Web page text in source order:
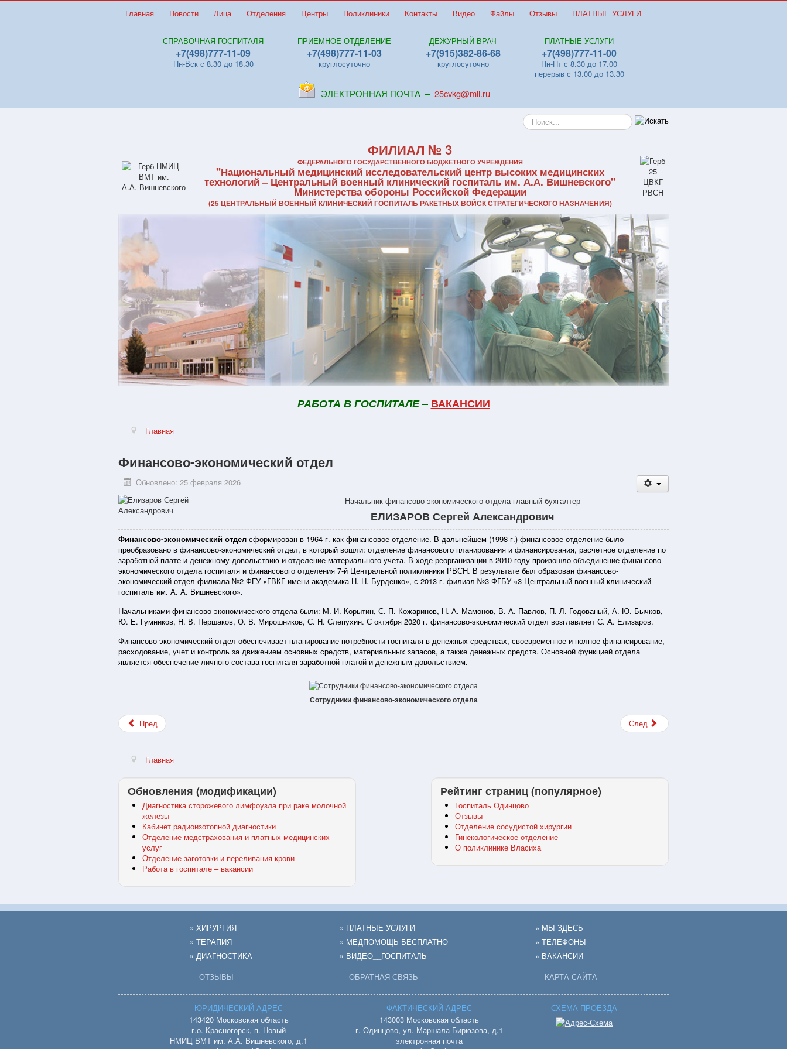
Главная Новости Лица Отделения Центры Поликлиники Контакты Видео Файлы Отзывы ПЛАТНЫЕ УСЛУГИ
СПРАВОЧНАЯ ГОСПИТАЛЯ
+7(498)777-11-09
Пн-Вск с 8.30 до 18.30
ПРИЕМНОЕ ОТДЕЛЕНИЕ
+7(498)777-11-03
круглосуточно
ДЕЖУРНЫЙ ВРАЧ
+7(915)382-86-68
круглосуточно
ПЛАТНЫЕ УСЛУГИ
+7(498)777-11-00
Пн-Пт с 8.30 до 17.00
перерыв с 13.00 до 13.30
ЭЛЕКТРОННАЯ ПОЧТА – 25cvkg@mil.ru
Искать...
ФИЛИАЛ № 3
ФЕДЕРАЛЬНОГО ГОСУДАРСТВЕННОГО БЮДЖЕТНОГО УЧРЕЖДЕНИЯ
"Национальный медицинский исследовательский центр высоких медицинских
технологий – Центральный военный клинический госпиталь им. А.А. Вишневского"
Министерства обороны Российской Федерации
(25 ЦЕНТРАЛЬНЫЙ ВОЕННЫЙ КЛИНИЧЕСКИЙ ГОСПИТАЛЬ РАКЕТНЫХ ВОЙСК СТРАТЕГИЧЕСКОГО НАЗНАЧЕНИЯ)
РАБОТА В ГОСПИТАЛЕ– ВАКАНСИИ
Главная
Финансово-экономический отдел
Обновлено: 25 февраля 2026
Начальник финансово-экономического отдела главный бухгалтер
ЕЛИЗАРОВ Сергей Александрович
Финансово-экономический отдел сформирован в 1964 г. как финансовое отделение. В дальнейшем (1998 г.) финансовое отделение было
преобразовано в финансово-экономический отдел, в который вошли: отделение финансового планирования и финансирования, расчетное отделение по
заработной плате и денежному довольствию и отделение материального учета. В ходе реорганизации в 2010 году произошло объединение финансово-
экономического отдела госпиталя и финансового отделения 7-й Центральной поликлиники РВСН. В результате был образован финансово-
экономический отдел филиала №2 ФГУ «ГВКГ имени академика Н. Н. Бурденко», с 2013 г. филиал №3 ФГБУ «3 Центральный военный клинический
госпиталь им. А. А. Вишневского».
Начальниками финансово-экономического отдела были: М. И. Корытин, С. П. Кожаринов, Н. А. Мамонов, В. А. Павлов, П. Л. Годованый, А. Ю. Бычков,
Ю. Е. Гумников, Н. В. Першаков, О. В. Мирошников, С. Н. Слепухин. С октября 2020 г. финансово-экономический отдел возглавляет С. А. Елизаров.
Финансово-экономический отдел обеспечивает планирование потребности госпиталя в денежных средствах, своевременное и полное финансирование,
расходование, учет и контроль за движением основных средств, материальных запасов, а также денежных средств. Основной функцией отдела
является обеспечение личного состава госпиталя заработной платой и денежным довольствием.
Сотрудники финансово-экономического отдела
Пред След
Главная
Обновления (модификации)
Диагностика сторожевого лимфоузла при раке молочной
железы
Кабинет радиоизотопной диагностики
Отделение медстрахования и платных медицинских
услуг
Отделение заготовки и переливания крови
Работа в госпитале – вакансии
Рейтинг страниц (популярное)
Госпиталь Одинцово
Отзывы
Отделение сосудистой хирургии
Гинекологическое отделение
О поликлинике Власиха
» ХИРУРГИЯ
» ТЕРАПИЯ
» ДИАГНОСТИКА
ОТЗЫВЫ
» ПЛАТНЫЕ УСЛУГИ
» МЕДПОМОЩЬ БЕСПЛАТНО
» ВИДЕО__ГОСПИТАЛЬ
ОБРАТНАЯ СВЯЗЬ
» МЫ ЗДЕСЬ
» ТЕЛЕФОНЫ
» ВАКАНСИИ
КАРТА САЙТА
ЮРИДИЧЕСКИЙ АДРЕС
143420 Московская область
г.о. Красногорск, п. Новый
НМИЦ ВМТ им. А.А. Вишневского, д.1
ФАКТИЧЕСКИЙ АДРЕС
143003 Московская область
г. Одинцово, ул. Маршала Бирюзова, д.1
электронная почта
СХЕМА ПРОЕЗДА